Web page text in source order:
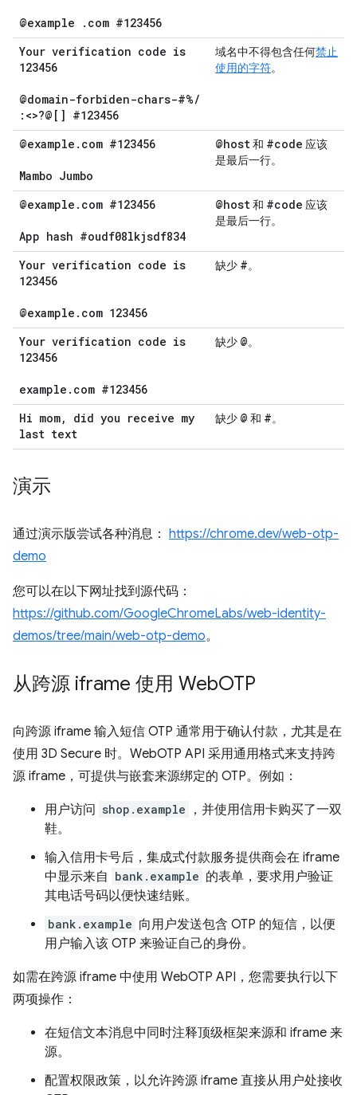
@example . com #123456
Your verification code is
123456
@domain-forbiden-chars-#%/
:<>?@[] #123456
域名中不得包含任何禁止
使用的字符。
@example . com #123456
Mambo Jumbo
@host和 #code 应该
是最后一行。
@example . com #123456
App hash #oudf08lkjsdf834
@host和 #code 应该
是最后一行。
Your verification code is
123456
@example . com 123456
缺少 #。
Your verification code is
123456
example . com #123456
缺少 @。
Hi mom,
did you receive my
last text
缺少 @ 和 #。
演示
通过演示版尝试各种消息： https://chrome.dev/web-otp-
demo
您可以在以下网址找到源代码：
https://github.com/GoogleChromeLabs/web-identity-
demos/tree/main/web-otp-demo。
从跨源 iframe 使用 WebOTP
向跨源 iframe 输入短信 OTP 通常用于确认付款，尤其是在
使用 3D Secure 时。WebOTP API 采用通用格式来支持跨
源 iframe，可提供与嵌套来源绑定的 OTP。例如：
用户访问 shop.example
，并使用信用卡购买了一双
鞋。
输入信用卡号后，集成式付款服务提供商会在 iframe
中显示来自 bank.example 的表单，要求用户验证
其电话号码以便快速结账。
bank.example 向用户发送包含 OTP 的短信，以便
用户输入该 OTP 来验证自己的身份。
如需在跨源 iframe 中使用 WebOTP API，您需要执行以下
两项操作：
在短信文本消息中同时注释顶级框架来源和 iframe 来
源。
配置权限政策，以允许跨源 iframe 直接从用户处接收